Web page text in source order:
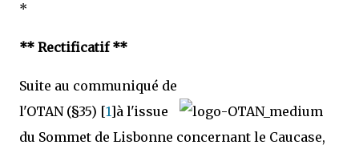
*
** Rectificatif **
Suite au communiqué de
l'OTAN (§35) [1]à l'issue
du Sommet de Lisbonne concernant le Caucase,